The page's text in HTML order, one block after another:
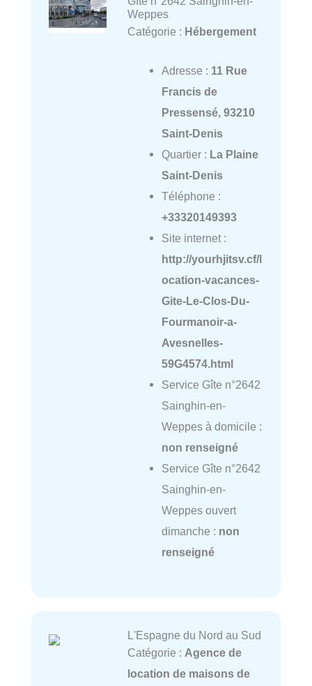
Weppes
Catégorie : Hébergement
Adresse : 11 Rue
Francis de
Pressensé, 93210
Saint-Denis
Quartier : La Plaine
Saint-Denis
Téléphone :
+33320149393
Site internet :
http://yourhjitsv.cf/l
ocation-vacances-
Gite-Le-Clos-Du-
Fourmanoir-a-
Avesnelles-
59G4574.html
Service Gîte n°2642
Sainghin-en-
Weppes à domicile :
non renseigné
Service Gîte n°2642
Sainghin-en-
Weppes ouvert
dimanche : non
renseigné
L'Espagne du Nord au Sud
Catégorie : Agence de
location de maisons de